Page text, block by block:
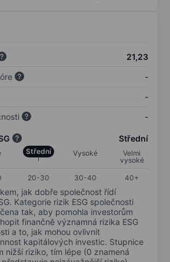
21,23
-
-
-
Střední
Střední Vysoké
Velmi
vysoké
20-30 30-40 40+
jak dobře společnost řídí
Kategorie rizik ESG společnosti
tak, aby pomohla investorům
finančně významná rizika ESG
a to, jak mohou ovlivnit
kapitálových investic. Stupnice
nižší riziko, tím lépe (0 znamená